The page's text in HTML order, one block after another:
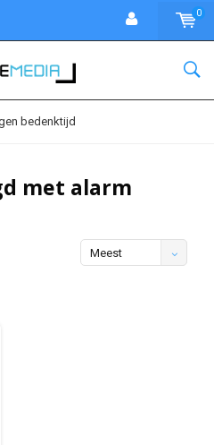
0
bedenktijd
met alarm
Meest